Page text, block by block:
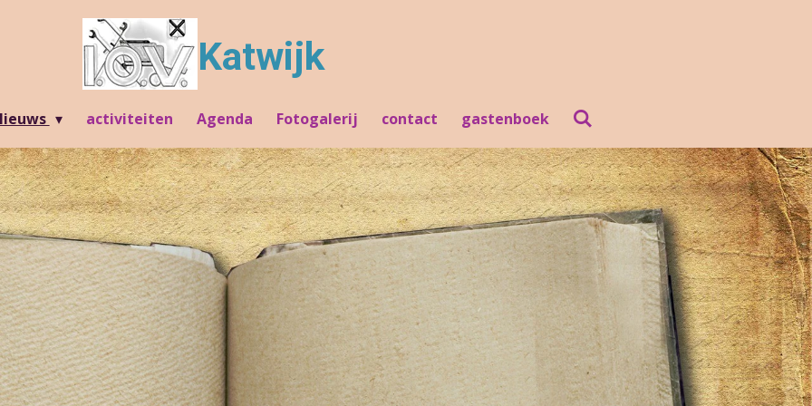
Katwijk
activiteiten Agenda Fotogalerij contact gastenboek